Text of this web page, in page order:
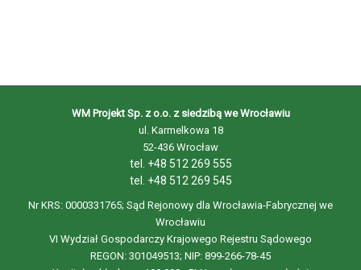
WM Projekt Sp. z o.o. z siedzibą we Wrocławiu
ul. Karmelkowa 18
52-436 Wrocław
tel. +48 512 269 555
tel. +48 512 269 545
Nr KRS: 0000331765; Sąd Rejonowy dla Wrocławia-Fabrycznej we
Wrocławiu
VI Wydział Gospodarczy Krajowego Rejestru Sądowego
REGON: 301049513; NIP: 899-266-78-45